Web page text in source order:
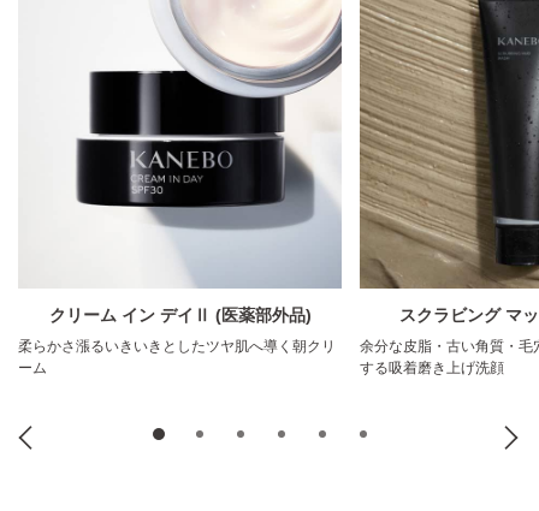
クリーム イン デイⅡ (医薬部外品)
柔らかさ漲るいきいきとしたツヤ肌へ導く朝クリ
ーム
スクラビング マ
余分な皮脂・古い角質・毛
する吸着磨き上げ洗顔